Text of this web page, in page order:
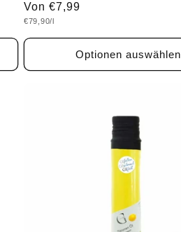
Normaler
Preis
Von €7,99
Grundpreis
€79,90/l
Optionen auswählen